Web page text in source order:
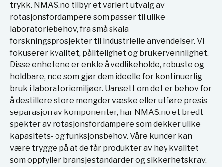
trykk. NMAS.no tilbyr et variert utvalg av
rotasjonsfordampere som passer til ulike
laboratoriebehov, fra små skala
forskningsprosjekter til industrielle anvendelser. Vi
fokuserer kvalitet, pålitelighet og brukervennlighet.
Disse enhetene er enkle å vedlikeholde, robuste og
holdbare, noe som gjør dem ideelle for kontinuerlig
bruk i laboratoriemiljøer. Uansett om det er behov for
å destillere store mengder væske eller utføre presis
separasjon av komponenter, har NMAS.no et bredt
spekter av rotasjonsfordampere som dekker ulike
kapasitets- og funksjonsbehov. Våre kunder kan
være trygge på at de får produkter av høy kvalitet
som oppfyller bransjestandarder og sikkerhetskrav.